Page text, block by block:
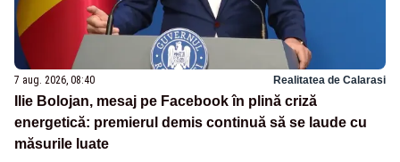
7 aug. 2026, 08:40 Realitatea de Calarasi
Ilie Bolojan, mesaj pe Facebook în plină criză
energetică: premierul demis continuă să se laude cu
măsurile luate